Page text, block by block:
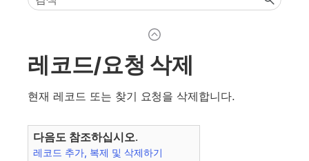
레코드/요청 삭제
현재 레코드 또는 찾기 요청을 삭제합니다.
다음도 참조하십시오.
레코드 추가, 복제 및 삭제하기